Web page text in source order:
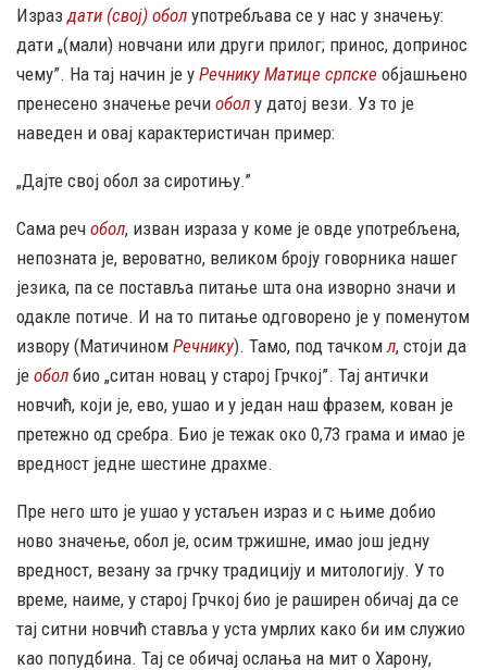
Израз дати (свој) обол употребљава се у нас у значењу:
дати „(мали) новчани или други прилог; принос, допринос
чему”. На тај начин је у Речнику Матице српске објашњено
пренесено значење речи обол у датој вези. Уз то је
наведен и овај карактеристичан пример:
„Дајте свој обол за сиротињу.”
Сама реч обол, изван израза у коме је овде употребљена,
непозната је, вероватно, великом броју говорника нашег
језика, па се поставља питање шта она изворно значи и
одакле потиче. И на то питање одговорено је у поменутом
извору (Матичином Речнику). Тамо, под тачком л, стоји да
је обол био „ситан новац у старој Грчкој”. Тај антички
новчић, који је, ево, ушао и у један наш фразем, кован је
претежно од сребра. Био је тежак око 0,73 грама и имао је
вредност једне шестине драхме.
Пре него што је ушао у устаљен израз и с њиме добио
ново значење, обол је, осим тржишне, имао још једну
вредност, везану за грчку традицију и митологију. У то
време, наиме, у старој Грчкој био је раширен обичај да се
тај ситни новчић ставља у уста умрлих како би им служио
као попудбина. Тај се обичај ослања на мит о Харону,